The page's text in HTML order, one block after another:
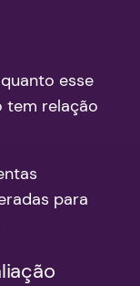
esse
tem relação
para